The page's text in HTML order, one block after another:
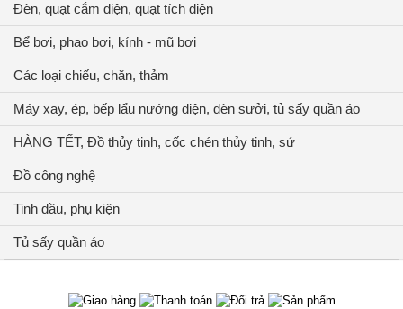
Đèn, quạt cắm điện, quạt tích điện
Bể bơi, phao bơi, kính - mũ bơi
Các loại chiếu, chăn, thảm
Máy xay, ép, bếp lẩu nướng điện, đèn sưởi, tủ sấy quần áo
HÀNG TẾT, Đồ thủy tinh, cốc chén thủy tinh, sứ
Đồ công nghệ
Tinh dầu, phụ kiện
Tủ sấy quần áo